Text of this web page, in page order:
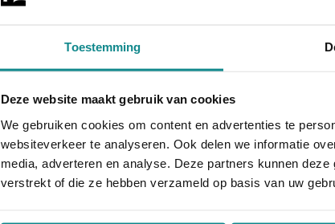
Toestemming
Deze website maakt gebruik van cookies
We gebruiken cookies om content en advertenties te
websiteverkeer te analyseren. Ook delen we informatie
media, adverteren en analyse. Deze partners kunnen
verstrekt of die ze hebben verzameld op basis van uw
Fruitzuren / Chemische
De hittegolf houdt aan... onze actie ook!